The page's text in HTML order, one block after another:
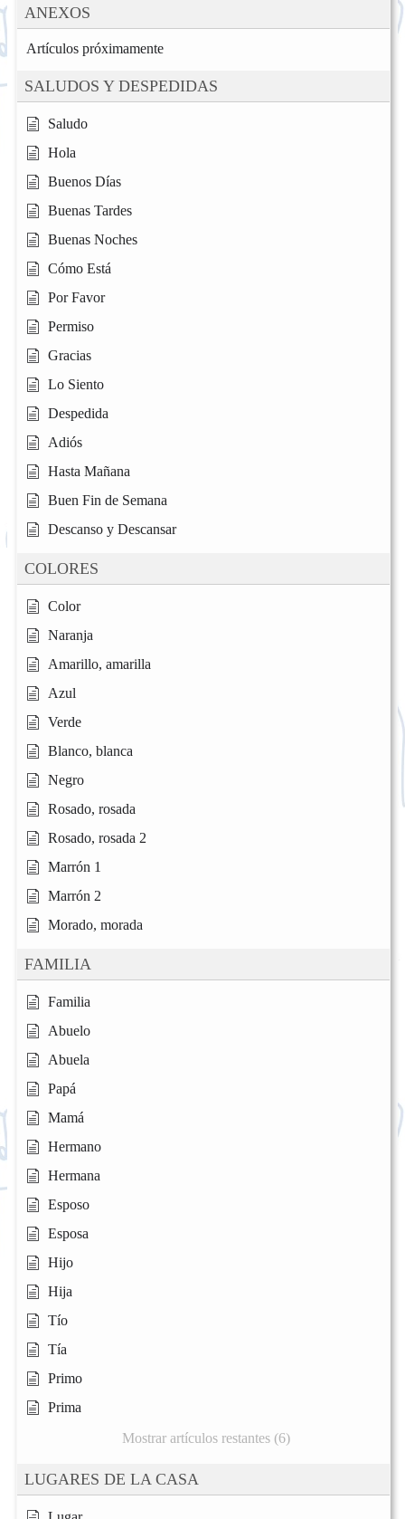
ANEXOS
Artículos próximamente
SALUDOS Y DESPEDIDAS
Saludo
Hola
Buenos Días
Buenas Tardes
Buenas Noches
Cómo Está
Por Favor
Permiso
Gracias
Lo Siento
Despedida
Adiós
Hasta Mañana
Buen Fin de Semana
Descanso y Descansar
COLORES
Color
Naranja
Amarillo, amarilla
Azul
Verde
Blanco, blanca
Negro
Rosado, rosada
Rosado, rosada 2
Marrón 1
Marrón 2
Morado, morada
FAMILIA
Familia
Abuelo
Abuela
Papá
Mamá
Hermano
Hermana
Esposo
Esposa
Hijo
Hija
Tío
Tía
Primo
Prima
Mostrar artículos restantes (6)
LUGARES DE LA CASA